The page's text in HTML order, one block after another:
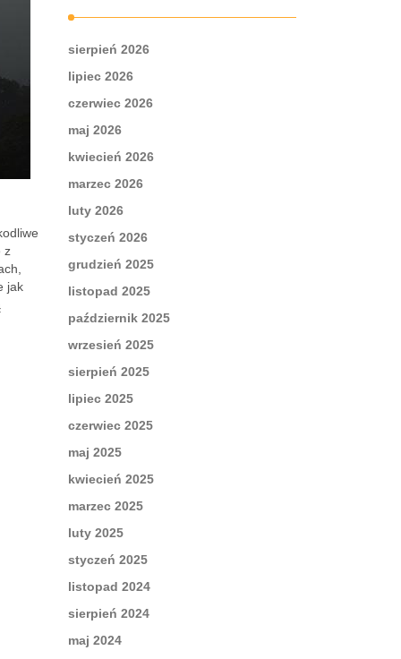
z
jak
sierpień 2026
lipiec 2026
czerwiec 2026
maj 2026
kwiecień 2026
marzec 2026
luty 2026
styczeń 2026
grudzień 2025
listopad 2025
październik 2025
wrzesień 2025
sierpień 2025
lipiec 2025
czerwiec 2025
maj 2025
kwiecień 2025
marzec 2025
luty 2025
styczeń 2025
listopad 2024
sierpień 2024
maj 2024